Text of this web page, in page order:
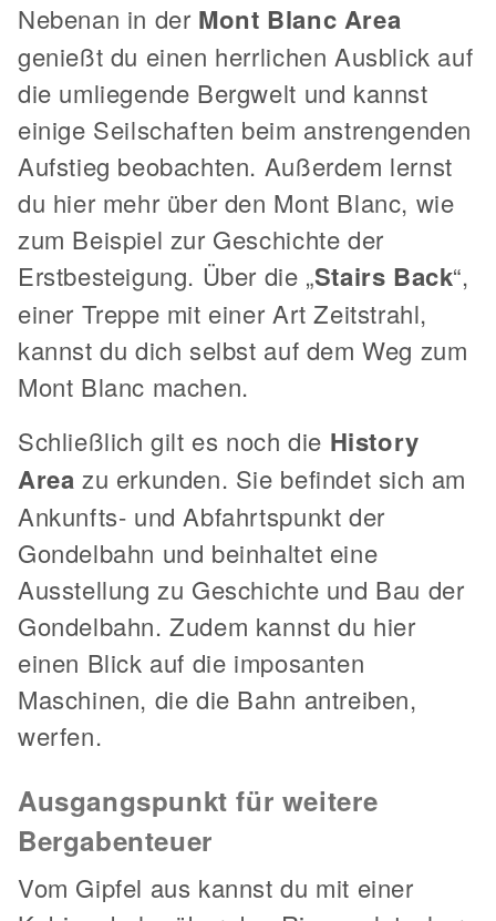
Nebenan in der Mont Blanc Area
genießt du einen herrlichen Ausblick auf
die umliegende Bergwelt und kannst
einige Seilschaften beim anstrengenden
Aufstieg beobachten. Außerdem lernst
du hier mehr über den Mont Blanc, wie
zum Beispiel zur Geschichte der
Erstbesteigung. Über die „Stairs Back“,
einer Treppe mit einer Art Zeitstrahl,
kannst du dich selbst auf dem Weg zum
Mont Blanc machen.
Schließlich gilt es noch die History
Area zu erkunden. Sie befindet sich am
Ankunfts- und Abfahrtspunkt der
Gondelbahn und beinhaltet eine
Ausstellung zu Geschichte und Bau der
Gondelbahn. Zudem kannst du hier
einen Blick auf die imposanten
Maschinen, die die Bahn antreiben,
werfen.
Ausgangspunkt für weitere
Bergabenteuer
Vom Gipfel aus kannst du mit einer